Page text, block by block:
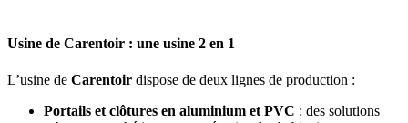
Usine de Carentoir : une usine 2 en 1
L’usine de Carentoir dispose de deux lignes de production :
Portails et clôtures en aluminium et PVC : des solutions